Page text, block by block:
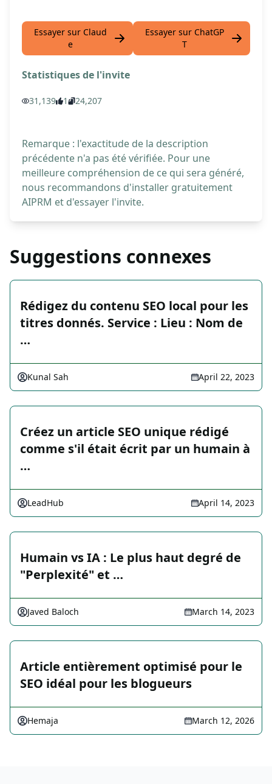
Essayer sur Claud
e
Essayer sur ChatGP
T
Statistiques de l'invite
31,139 1 24,207
Remarque : l'exactitude de la description
précédente n'a pas été vérifiée. Pour une
meilleure compréhension de ce qui sera généré,
nous recommandons d'installer gratuitement
AIPRM et d'essayer l'invite.
Suggestions connexes
Rédigez du contenu SEO local pour les
titres donnés. Service : Lieu : Nom de
…
Kunal Sah April 22, 2023
Créez un article SEO unique rédigé
comme s'il était écrit par un humain à
…
LeadHub April 14, 2023
Humain vs IA : Le plus haut degré de
"Perplexité" et …
Javed Baloch March 14, 2023
Article entièrement optimisé pour le
SEO idéal pour les blogueurs
Hemaja March 12, 2026